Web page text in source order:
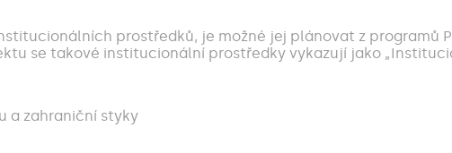
prostředků, je možné jej plánovat z programů
se takové institucionální prostředky vykazují jako
a zahraniční styky